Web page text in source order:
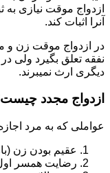
ازدواج موقت نیازی به
آنرا اثبات کند.
در ازدواج موقت زن و
نفقه تعلق بگیرد ولی
دیگری ارث نمیبرند.
ازدواج مجدد
عواملی که به مرد
عقیم بودن زن
رضایت همسر